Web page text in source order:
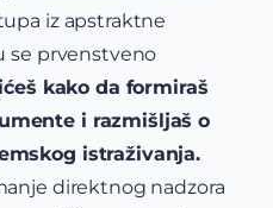
iz apstraktne
se prvenstveno
kako da formiraš
i razmišljaš o
istraživanja.
direktnog nadzora